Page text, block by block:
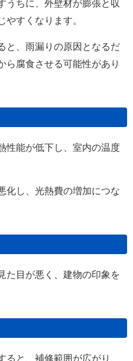
すくなります。
と、雨漏りの原因となるだ
ら腐食させる可能性があり
性能が低下し、室内の温度
し、光熱費の増加につな
目が悪く、建物の印象を
と、補修範囲が広がり、